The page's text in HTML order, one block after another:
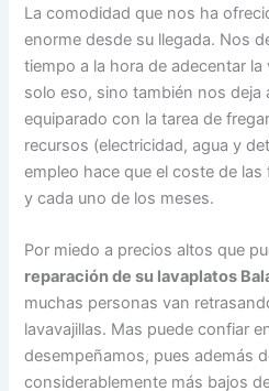
La comodidad que nos ha
enorme desde su llegada. Nos
tiempo a la hora de adecentar
solo eso, sino también nos deja
equiparado con la tarea de
recursos (electricidad, agua y
empleo hace que el coste de
y cada uno de los meses.
Por miedo a precios altos que
reparación de su lavaplatos
muchas personas van
lavavajillas. Mas puede confiar
desempeñamos, pues además
considerablemente más bajos